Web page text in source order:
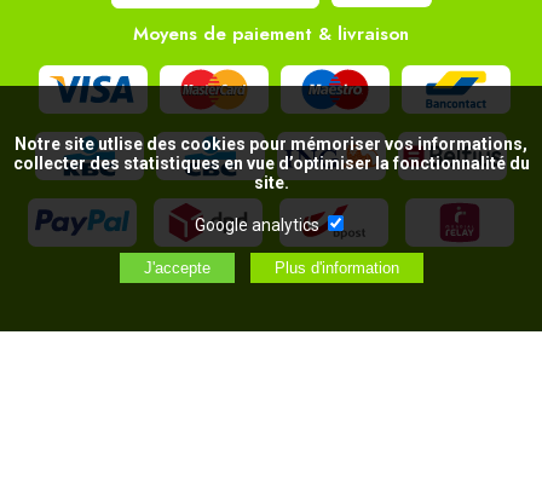
Moyens de paiement & livraison
Notre site utlise des cookies pour mémoriser vos informations,
collecter des statistiques en vue d’optimiser la fonctionnalité du
site.
Google analytics